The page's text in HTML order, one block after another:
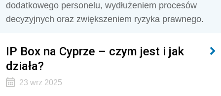
dodatkowego personelu, wydłużeniem procesów
decyzyjnych oraz zwiększeniem ryzyka prawnego.
IP Box na Cyprze – czym jest i jak
działa?
23 wrz 2025